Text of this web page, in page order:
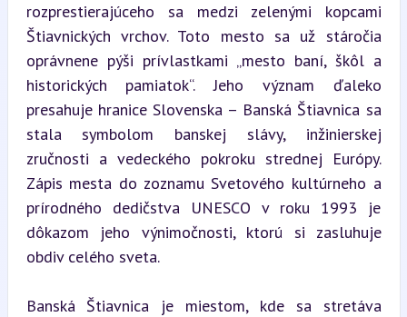
rozprestierajúceho sa medzi zelenými kopcami
Štiavnických vrchov. Toto mesto sa už stáročia
oprávnene pýši prívlastkami „mesto baní, škôl a
historických pamiatok“. Jeho význam ďaleko
presahuje hranice Slovenska – Banská Štiavnica sa
stala symbolom banskej slávy, inžinierskej
zručnosti a vedeckého pokroku strednej Európy.
Zápis mesta do zoznamu Svetového kultúrneho a
prírodného dedičstva UNESCO v roku 1993 je
dôkazom jeho výnimočnosti, ktorú si zasluhuje
obdiv celého sveta.
Banská Štiavnica je miestom, kde sa stretáva